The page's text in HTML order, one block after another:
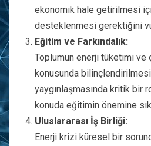
ekonomik hale getirilmesi
desteklenmesi gerektiğini
Eğitim ve Farkındalık:
Toplumun enerji tüketimi
konusunda
yaygınlaşmasında kritik bir
konuda eğitimin önemine
Uluslararası İş Birliği:
Enerji krizi küresel bir